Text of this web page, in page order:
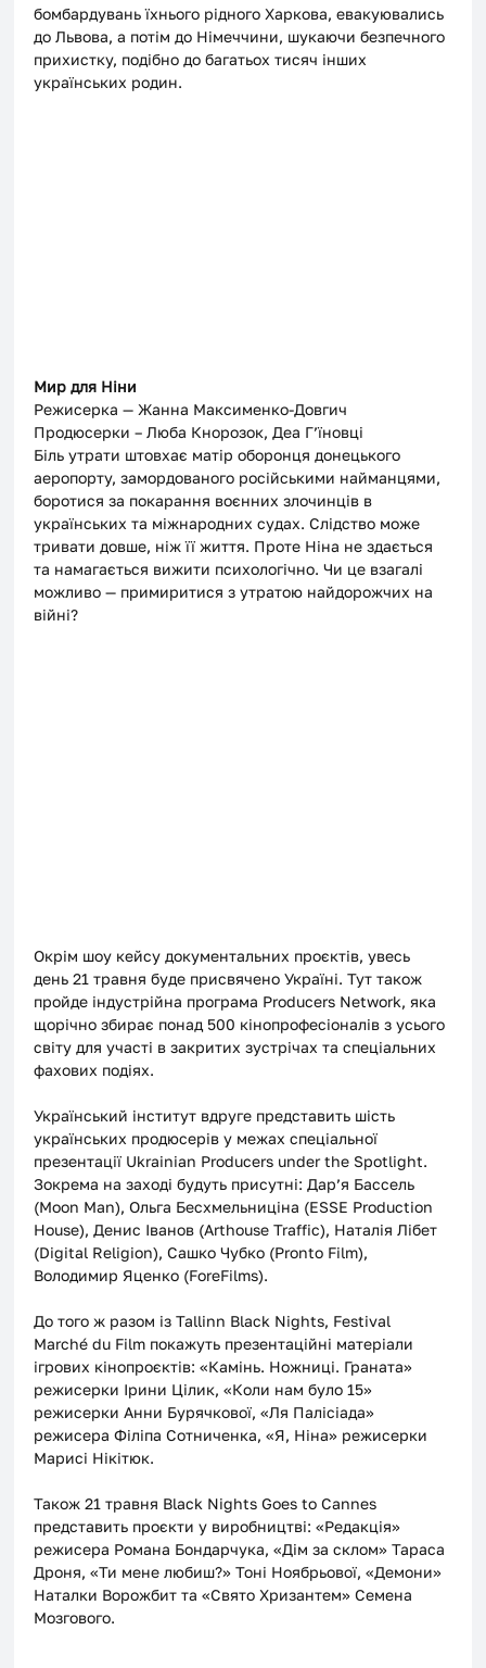
бомбардувань їхнього рідного Харкова, евакуювались
до Львова, а потім до Німеччини, шукаючи безпечного
прихистку, подібно до багатьох тисяч інших
українських родин.
Мир для Ніни
Режисерка — Жанна Максименко-Довгич
Продюсерки – Люба Кнорозок, Деа Гʼїновці
Біль утрати штовхає матір оборонця донецького
аеропорту, замордованого російськими найманцями,
боротися за покарання воєнних злочинців в
українських та міжнародних судах. Слідство може
тривати довше, ніж її життя. Проте Ніна не здається
та намагається вижити психологічно. Чи це взагалі
можливо — примиритися з утратою найдорожчих на
війні?
Окрім шоу кейсу документальних проєктів, увесь
день 21 травня буде присвячено Україні. Тут також
пройде індустрійна програма Producers Network, яка
щорічно збирає понад 500 кінопрофесіоналів з усього
світу для участі в закритих зустрічах та спеціальних
фахових подіях.
Український інститут вдруге представить шість
українських продюсерів у межах спеціальної
презентації Ukrainian Producers under the Spotlight.
Зокрема на заході будуть присутні: Дар’я Бассель
(Moon Man), Ольга Бесхмельниціна (ESSE Production
House), Денис Іванов (Arthouse Traffic), Наталія Лібет
(Digital Religion), Сашко Чубко (Pronto Film),
Володимир Яценко (ForeFilms).
До того ж разом із Tallinn Black Nights, Festival
Marché du Film покажуть презентаційні матеріали
ігрових кінопроєктів: «Камінь. Ножниці. Граната»
режисерки Ірини Цілик, ‌«Коли нам було 15»
режисерки Анни Бурячкової, «Ля Палісіада»
режисера Філіпа Сотниченка, «Я, Ніна» режисерки
Марисі Нікітюк.
Також 21 травня Black Nights Goes to Cannes
представить проєкти у виробництві: «Редакція»
режисера Романа Бондарчука, «Дім за склом» Тараса
Дроня, «Ти мене любиш?» Тоні Ноябрьової, «Демони»
Наталки Ворожбит та «Свято Хризантем» Семена
Мозгового.